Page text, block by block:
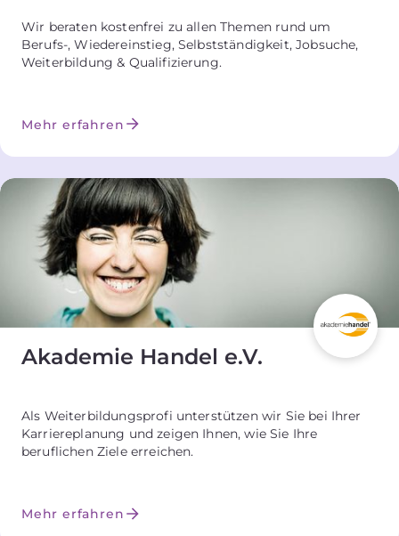
Wir beraten kostenfrei zu allen Themen rund um
Berufs-, Wiedereinstieg, Selbstständigkeit, Jobsuche,
Weiterbildung & Qualifizierung.
Mehr erfahren
Akademie Handel e.V.
Als Weiterbildungsprofi unterstützen wir Sie bei Ihrer
Karriereplanung und zeigen Ihnen, wie Sie Ihre
beruflichen Ziele erreichen.
Mehr erfahren